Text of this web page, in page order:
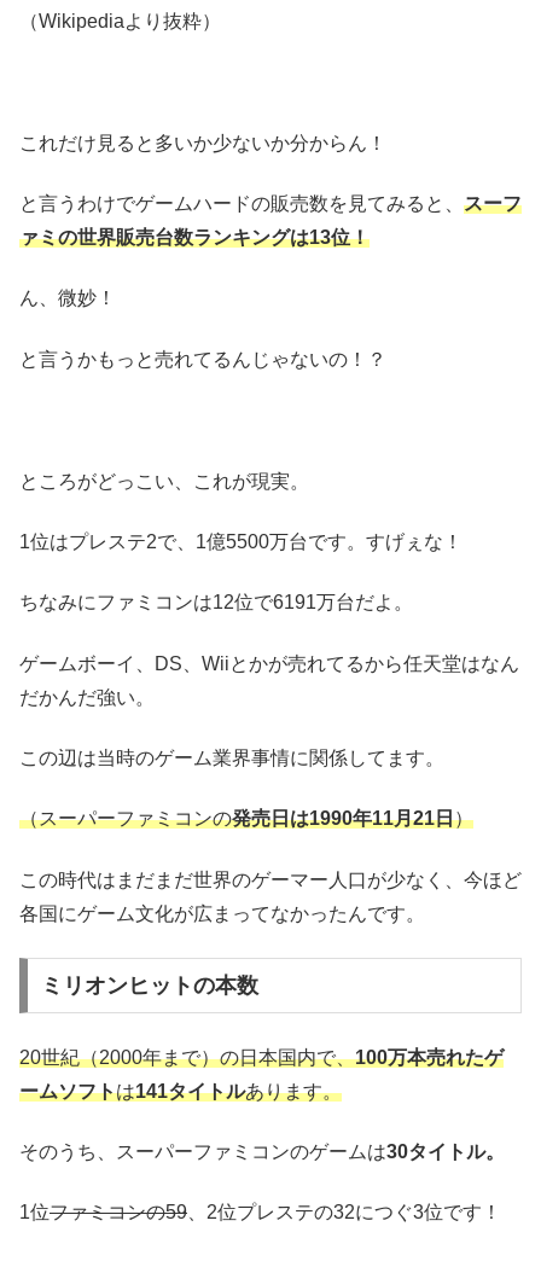
（Wikipediaより抜粋）
これだけ見ると多いか少ないか分からん！
と言うわけでゲームハードの販売数を見てみると、 スーフ
ァミの世界販売台数ランキングは13位！
ん、微妙！
と言うかもっと売れてるんじゃないの！？
ところがどっこい、これが現実。
1位はプレステ2で、1億5500万台です。すげぇな！
ちなみにファミコンは12位で6191万台だよ。
ゲームボーイ、DS、Wiiとかが売れてるから任天堂はなん
だかんだ強い。
この辺は当時のゲーム業界事情に関係してます。
（スーパーファミコンの発売日は1990年11月21日）
この時代はまだまだ世界のゲーマー人口が少なく、今ほど
各国にゲーム文化が広まってなかったんです。
ミリオンヒットの本数
20世紀（2000年まで）の日本国内で、100万本売れたゲ
ームソフトは141タイトルあります。
そのうち、スーパーファミコンのゲームは30タイトル。
1位ファミコンの59 、2位プレステの32につぐ3位です！